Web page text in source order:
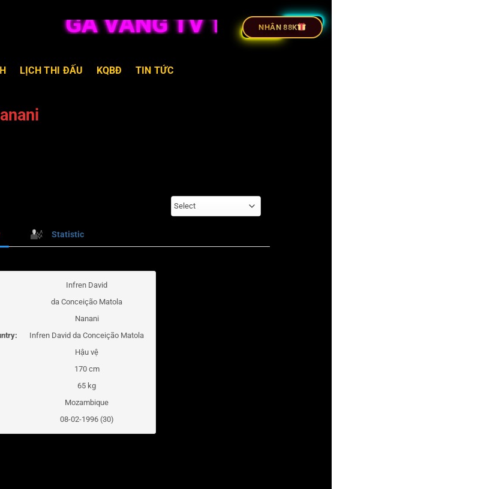
GÀ VÀNG TV TRỰC TIẾP BÓNG ĐÁ
NHÂN 88K
LỊCH THI ĐẤU KQBĐ TIN TỨC
Select
Statistic
Infren David
da Conceição Matola
Nanani
Infren David da Conceição Matola
Hậu vệ
170 cm
65 kg
Mozambique
08-02-1996 (30)